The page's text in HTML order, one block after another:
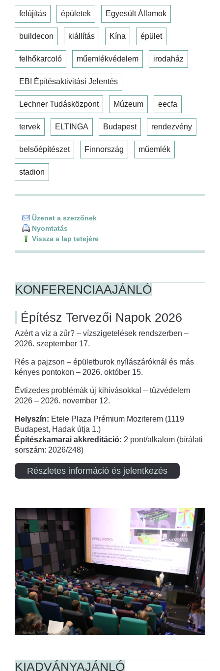
felújítás épületek Egyesült Államok
buildecon kiállítás Kína épület
felhőkarcoló műemlékvédelem irodaház
EBI Építésaktivitási Jelentés
Lechner Tudásközpont Múzeum eecfa
tervek ELTINGA Budapest rendezvény
belsőépítészet Finnország műemlék
stadion
Üzenet a szerzőnek
Nyomtatás
Vissza a lap tetejére
KONFERENCIAAJÁNLÓ
Építész Tervezői Napok 2026
Azért a víz a zűr? – vízszigetelések rendszerben –
2026. szeptember 17.
Rés a pajzson – épületburok nyílászáróknál és más
kényes pontokon – 2026. október 15.
Évtizedes problémák új kihívásokkal – tűzvédelem
2026 – 2026. november 12.
Helyszín: Etele Plaza Prémium Moziterem (1119
Budapest, Hadak útja 1.)
Építészkamarai akkreditáció: 2 pont/alkalom (bírálati
sorszám: 2026/248)
Részletes információ és jelentkezés
KIADVÁNYAJÁNLÓ